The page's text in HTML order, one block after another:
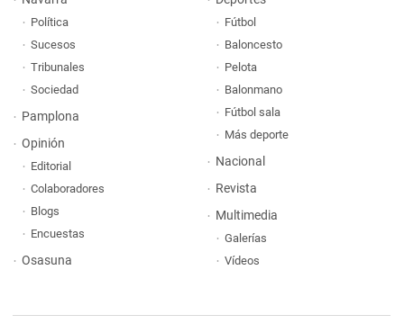
Política
Sucesos
Tribunales
Sociedad
Pamplona
Opinión
Editorial
Colaboradores
Blogs
Encuestas
Osasuna
Fútbol
Baloncesto
Pelota
Balonmano
Fútbol sala
Más deporte
Nacional
Revista
Multimedia
Galerías
Vídeos